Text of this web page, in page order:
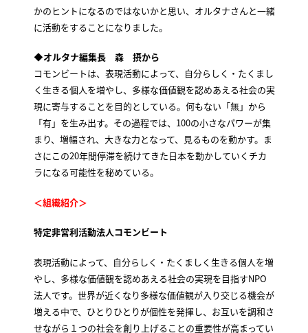
かのヒントになるのではないかと思い、オルタナさんと一緒
に活動をすることになりました。
◆オルタナ編集長 森 摂から
コモンビートは、表現活動によって、自分らしく・たくまし
く生きる個人を増やし、多様な価値観を認めあえる社会の実
現に寄与することを目的としている。何もない「無」から
「有」を生み出す。その過程では、100の小さなパワーが集
まり、増幅され、大きな力となって、見るものを動かす。ま
さにこの20年間停滞を続けてきた日本を動かしていくチカ
ラになる可能性を秘めている。
＜組織紹介＞
特定非営利活動法人コモンビート
表現活動によって、自分らしく・たくましく生きる個人を増
やし、多様な価値観を認めあえる社会の実現を目指すNPO
法人です。世界が近くなり多様な価値観が入り交じる機会が
増える中で、ひとりひとりが個性を発揮し、お互いを調和さ
せながら１つの社会を創り上げることの重要性が高まってい